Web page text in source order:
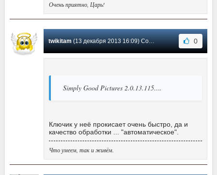
Очень приятно, Царь!
twikitam(13 декабря 2013 16:09) Сообщение #152 0
Simply Good Pictures 2.0.13.115….
Ключик у неё прокисает очень быстро, да и
качество обработки ... "автоматическое".
Что умеем, так и живём.